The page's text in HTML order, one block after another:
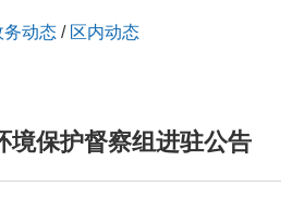
务动态 / 区内动态
境保护督察组进驻公告